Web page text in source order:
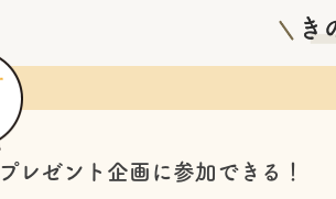
プレゼント企画に参加できる！